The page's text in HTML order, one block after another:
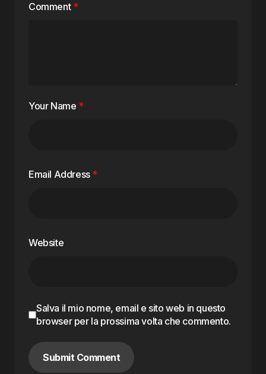
Comment *
Your Name *
Email Address *
Website
Salva il mio nome, email e sito web in questo
browser per la prossima volta che commento.
Submit Comment